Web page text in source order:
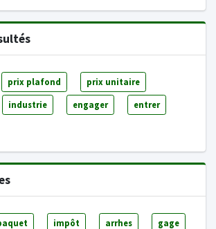
prix plafond prix unitaire
industrie engager entrer
impôt arrhes gage